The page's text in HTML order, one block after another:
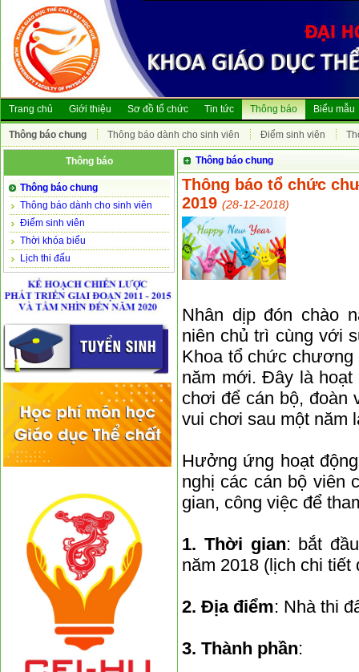
Trang chủ Giới thiệu Sơ đồ tổ chức Tin tức Thông báo
Thông báo chung Thông báo dành cho sinh viên Điểm sinh viên
Biểu mẫu
Thông báo
Thông báo chung
Thông báo dành cho sinh viên
Điểm sinh viên
Thời khóa biểu
Lịch thi đấu
Thông báo chung
Thông báo tổ chức
2019 (28-12-2018)
Nhân dịp đón chào
niên chủ trì cùng với
Khoa tổ chức chương
năm mới. Đây là hoạt
chơi để cán bộ, đoàn
vui chơi sau một năm
Hưởng ứng hoạt
nghị các cán bộ viên
gian, công việc để
1. Thời gian: bắt
năm 2018 (lịch chi
2. Địa điểm: Nhà thi
3. Thành phần: